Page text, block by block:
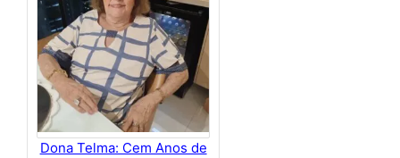
Dona Telma: Cem Anos de